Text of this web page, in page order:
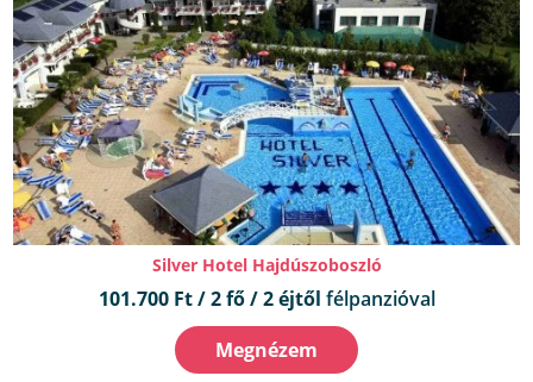
Silver Hotel Hajdúszoboszló
101.700 Ft / 2 fő / 2 éjtől félpanzióval
Megnézem